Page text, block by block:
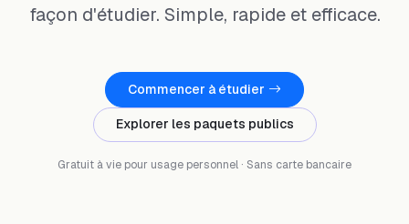
façon d'étudier. Simple, rapide et efficace.
Commencer à étudier
Explorer les paquets publics
Gratuit à vie pour usage personnel · Sans carte bancaire